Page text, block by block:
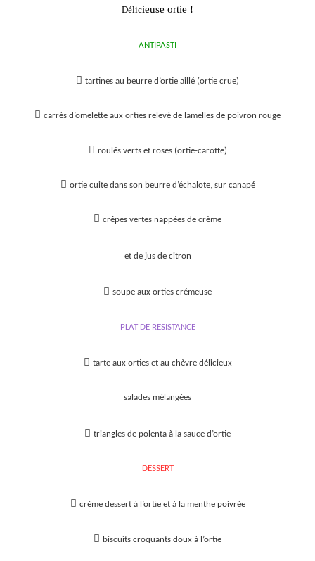
Délicieuse ortie !
ANTIPASTI
 tartines au beurre d’ortie aillé (ortie crue)
 carrés d’omelette aux orties relevé de lamelles de poivron rouge
 roulés verts et roses (ortie-carotte)
 ortie cuite dans son beurre d’échalote, sur canapé
 crêpes vertes nappées de crème
et de jus de citron
 soupe aux orties crémeuse
PLAT DE RESISTANCE
 tarte aux orties et au chèvre délicieux
salades mélangées
 triangles de polenta à la sauce d’ortie
DESSERT
 crème dessert à l’ortie et à la menthe poivrée
 biscuits croquants doux à l’ortie